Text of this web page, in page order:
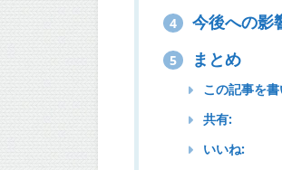
4 今後への影
5 まとめ
この記事を
共有:
いいね: